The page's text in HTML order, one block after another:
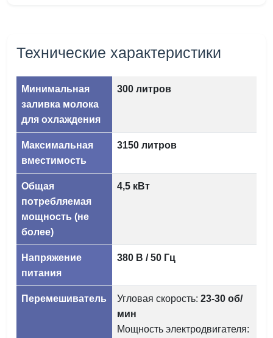
Технические характеристики
Минимальная
заливка молока
для охлаждения
300 литров
Максимальная
вместимость
3150 литров
Общая
потребляемая
мощность (не
более)
4,5 кВт
Напряжение
питания
380 В / 50 Гц
Перемешиватель Угловая скорость: 23-30 об/
мин
Мощность электродвигателя: